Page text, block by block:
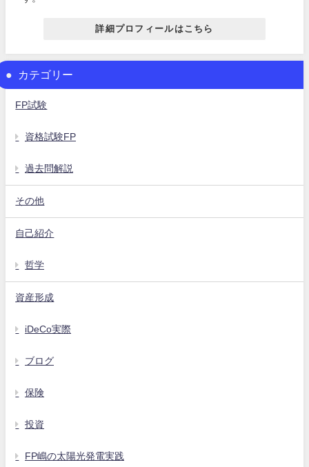
詳細プロフィールはこちら
カテゴリー
FP試験
資格試験FP
過去問解説
その他
自己紹介
哲学
資産形成
iDeCo実際
ブログ
保険
投資
FP嶋の太陽光発電実践